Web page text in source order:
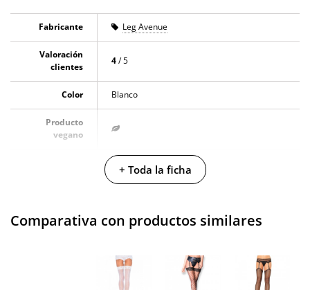
Fabricante Leg Avenue
Valoración
clientes
4/ 5
Color Blanco
Producto
vegano
Garantías 3 años de garantía
+ Toda la ficha
Comparativa con productos similares